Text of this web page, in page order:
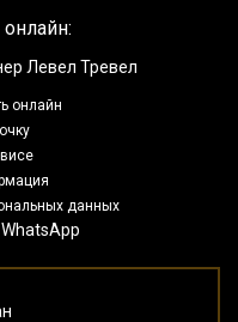
Левел Тревел
онлайн
данных